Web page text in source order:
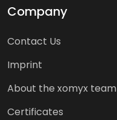
Company
Contact Us
Imprint
About the xomyx team
Certificates